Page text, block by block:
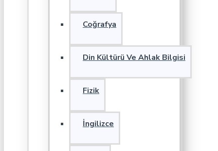
Coğrafya
Din Kültürü Ve Ahlak Bilgisi
Fizik
İngilizce